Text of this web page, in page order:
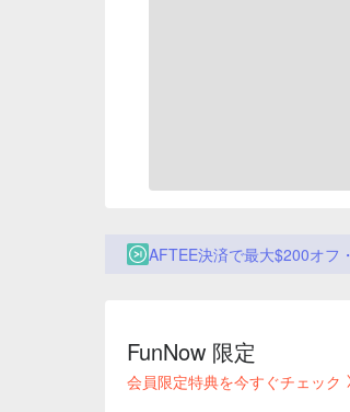
AFTEE決済で最大$200オフ・
FunNow 限定
会員限定特典を今すぐチェック